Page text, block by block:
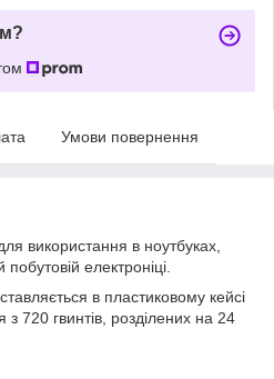
Умови повернення
використання в ноутбуках,
електроніці.
в пластиковому кейсі
з 720 гвинтів, розділених на 24